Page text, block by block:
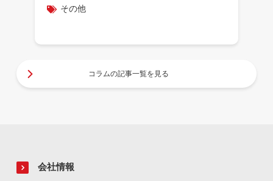
その他
コラムの記事一覧を見る
会社情報